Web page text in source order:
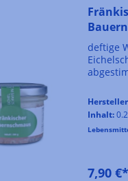
deftige
Inhalt:
7,90 €*